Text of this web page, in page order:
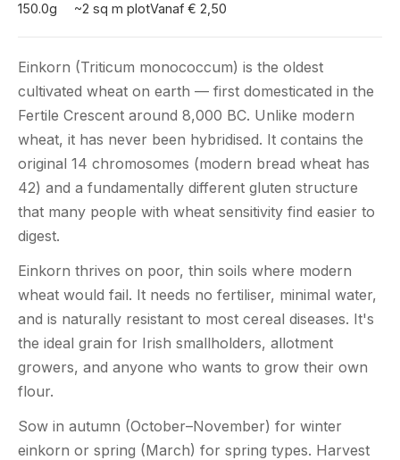
150.0g ~2 sq m plotVanaf € 2,50
Einkorn (Triticum monococcum) is the oldest
cultivated wheat on earth — first domesticated in the
Fertile Crescent around 8,000 BC. Unlike modern
wheat, it has never been hybridised. It contains the
original 14 chromosomes (modern bread wheat has
42) and a fundamentally different gluten structure
that many people with wheat sensitivity find easier to
digest.
Einkorn thrives on poor, thin soils where modern
wheat would fail. It needs no fertiliser, minimal water,
and is naturally resistant to most cereal diseases. It's
the ideal grain for Irish smallholders, allotment
growers, and anyone who wants to grow their own
flour.
Sow in autumn (October–November) for winter
einkorn or spring (March) for spring types. Harvest